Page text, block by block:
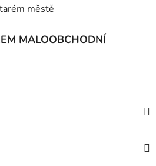
městě
MALOOBCHODNÍ